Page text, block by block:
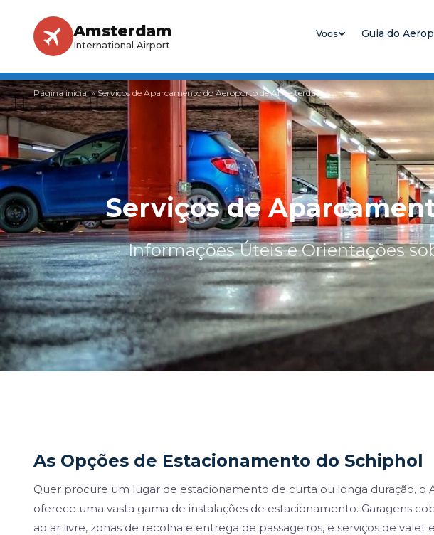
Amsterdam
International Airport
Voos Guia do
Página inicial»Serviços de Aparcamento do Aeroporto de Amesterdão
Serviços de
Informações Úteis e Orientações
As Opções de Estacionamento do Schiphol
Quer procure um lugar de estacionamento de curta ou longa duração, o
oferece uma vasta gama de instalações de estacionamento. Garagens
ao ar livre, zonas de recolha e entrega de passageiros, e serviços de valet